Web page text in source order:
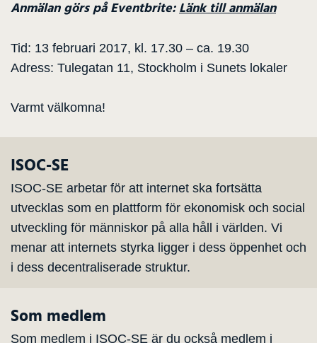
Anmälan görs på Eventbrite: Länk till anmälan
Tid: 13 februari 2017, kl. 17.30 – ca. 19.30
Adress: Tulegatan 11, Stockholm i Sunets lokaler
Varmt välkomna!
ISOC-SE
ISOC-SE arbetar för att internet ska fortsätta
utvecklas som en plattform för ekonomisk och social
utveckling för människor på alla håll i världen. Vi
menar att internets styrka ligger i dess öppenhet och
i dess decentraliserade struktur.
Som medlem
Som medlem i ISOC-SE är du också medlem i